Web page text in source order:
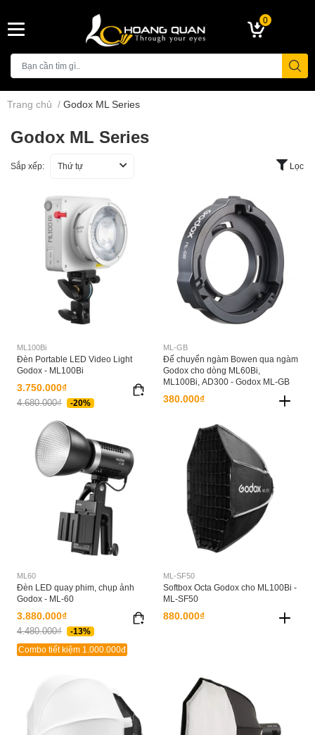
0
Trang chủ / Godox ML Series
Godox ML Series
Sắp xếp: Thứ tự Lọc
ML100Bi
Đèn Portable LED Video Light
Godox - ML100Bi
3.750.000₫
4.680.000₫ -20%
ML-GB
Đế chuyển ngàm Bowen qua ngàm
Godox cho dòng ML60Bi,
ML100Bi, AD300 - Godox ML-GB
380.000₫
ML60
Đèn LED quay phim, chụp ảnh
Godox - ML-60
3.880.000₫
4.480.000₫
-13%
Combo tiết kiệm 1.000.000đ
ML-SF50
Softbox Octa Godox cho ML100Bi -
ML-SF50
880.000₫